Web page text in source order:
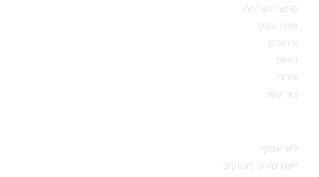
סיפורי הצלחה
מגזין עסקי
אירועים
הצוות
אודות
צור קשר
ליווי עסקי
ייעוץ שיווקי לעסקים